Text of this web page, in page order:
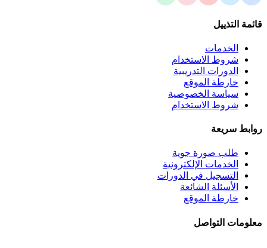
قائمة التذييل
الخدمات
شروط الاستخدام
الدورات التدريبية
خارطة الموقع
سياسة الخصوصية
شروط الاستخدام
روابط سريعة
طلب صورة جوية
الخدمات الإلكترونية
التسجيل في الدورات
الأسئلة الشائعة
خارطة الموقع
معلومات التواصل